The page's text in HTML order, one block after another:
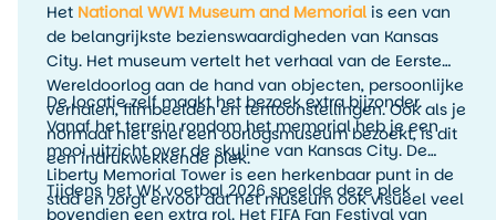
Het National WWI Museum and Memorial is een van
de belangrijkste bezienswaardigheden van Kansas
City. Het museum vertelt het verhaal van de Eerste
Wereldoorlog aan de hand van objecten, persoonlijke
verhalen, filmbeelden en tentoonstellingen. Ook als je
normaal niet snel een oorlogsmuseum bezoekt, is dit
een indrukwekkende plek.
De locatie zelf maakt het bezoek extra bijzonder.
Vanaf het terrein rondom het memorial heb je een
mooi uitzicht over de skyline van Kansas City. De
Liberty Memorial Tower is een herkenbaar punt in de
stad en zorgt ervoor dat het museum ook visueel veel
Tijdens het WK voetbal 2026 speelde deze plek
bovendien een extra rol. Het FIFA Fan Festival van